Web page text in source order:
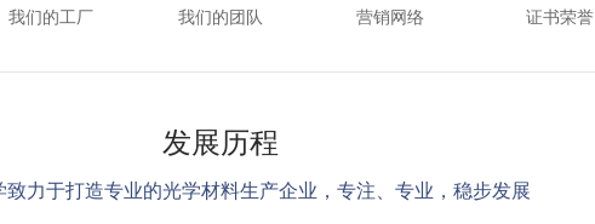
我们的工厂 我们的团队 营销网络 证书荣誉
发展历程
致力于打造专业的光学材料生产企业，专注、专业，稳步发展